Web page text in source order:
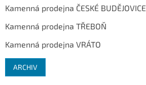
Kamenná prodejna ČESKÉ BUDĚJOVICE
Kamenná prodejna TŘEBOŇ
Kamenná prodejna VRÁTO
ARCHIV